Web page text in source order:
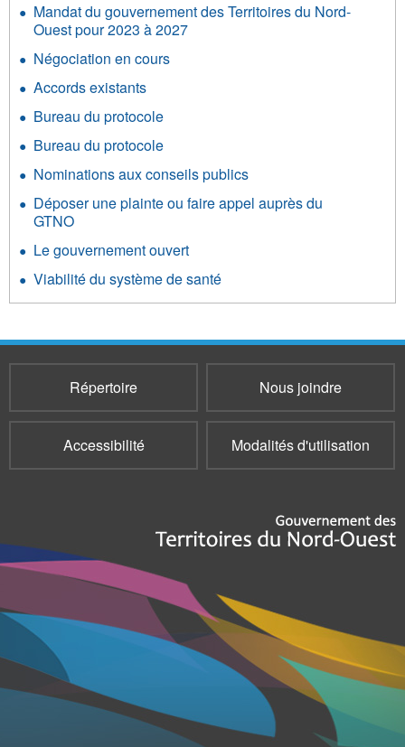
Mandat du gouvernement des Territoires du Nord-
Ouest pour 2023 à 2027
Négociation en cours
Accords existants
Bureau du protocole
Bureau du protocole
Nominations aux conseils publics
Déposer une plainte ou faire appel auprès du
GTNO
Le gouvernement ouvert
Viabilité du système de santé
Répertoire Nous joindre
Accessibilité Modalités d'utilisation